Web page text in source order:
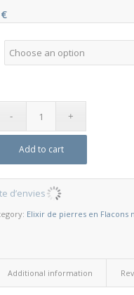
€
Add to cart
d’envies
Elixir de pierres en Flacons
Additional information